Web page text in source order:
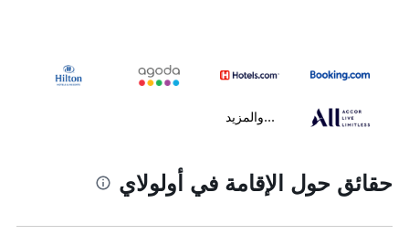
...والمزيد
حقائق حول الإقامة في أولولاي